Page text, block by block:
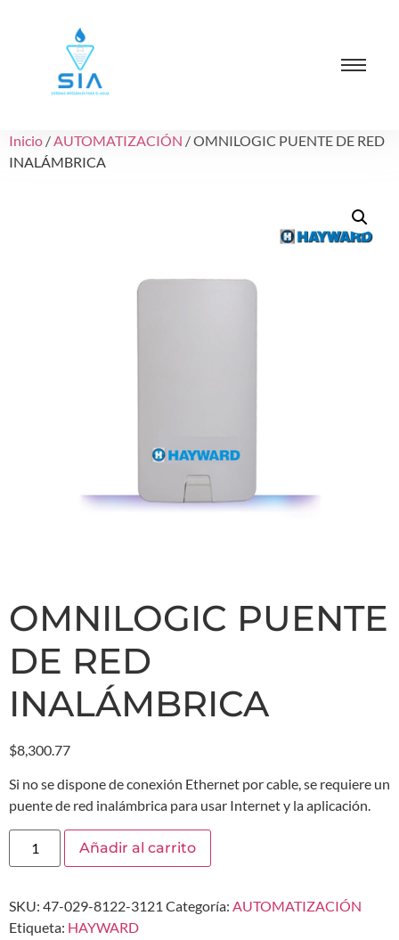
Inicio /AUTOMATIZACIÓN / OMNILOGIC PUENTE DE RED
INALÁMBRICA
OMNILOGIC PUENTE
DE RED
INALÁMBRICA
$8,300.77
Si no se dispone de conexión Ethernet por cable, se requiere un
puente de red inalámbrica para usar Internet y la aplicación.
Añadir al carrito
SKU: 47-029-8122-3121 Categoría: AUTOMATIZACIÓN
Etiqueta: HAYWARD